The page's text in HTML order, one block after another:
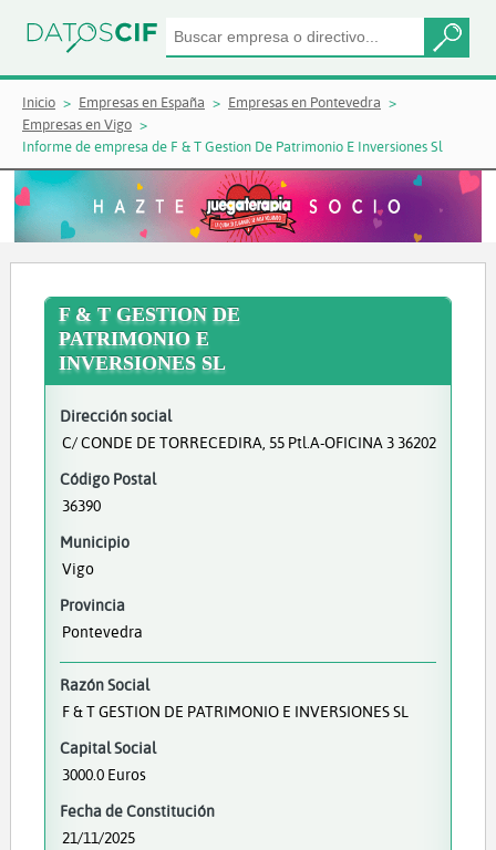
Inicio Empresas en España
Empresas en Pontevedra
Empresas en Vigo
Informe de empresa de F & T Gestion De Patrimonio E Inversiones Sl
F & T GESTION DE
PATRIMONIO E
INVERSIONES SL
Dirección social
C/ CONDE DE TORRECEDIRA, 55 Ptl.A-OFICINA 3 36202
Código Postal
36390
Municipio
Vigo
Provincia
Pontevedra
Razón Social
F & T GESTION DE PATRIMONIO E INVERSIONES SL
Capital Social
3000.0 Euros
Fecha de Constitución
21/11/2025